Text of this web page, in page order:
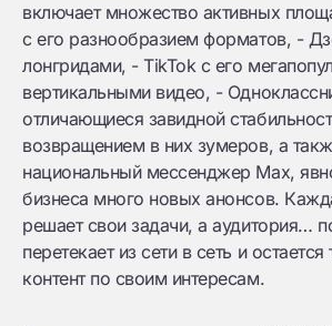
включает множество активных
с его разнообразием форматов, -
лонгридами, - TikTok с его
вертикальными видео, -
отличающиеся завидной
возвращением в них зумеров, а
национальный мессенджер Max,
бизнеса много новых анонсов.
решает свои задачи, а аудитория…
перетекает из сети в сеть и
контент по своим интересам.